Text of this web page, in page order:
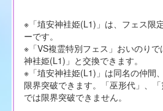
※「埴安神袿姫(L1)」は、フェス限
ーです。
※「VS複霊特別フェス」おいのり
神袿姫(L1)」と交換できます。
※「埴安神袿姫(L1)」は同名の仲間
限界突破できます。「巫形代」、「
では限界突破できません。